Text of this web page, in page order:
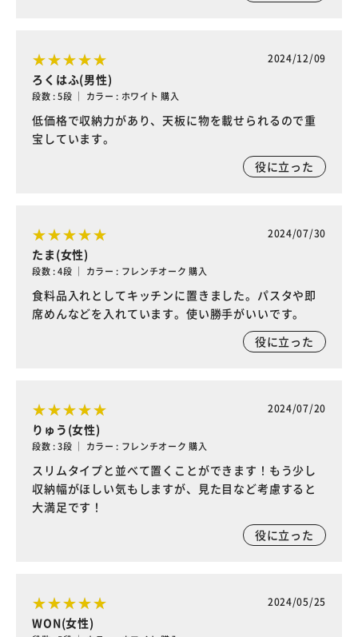
2024/12/09
ろくはふ(男性)
段数 : 5段 ｜ カラー : ホワイト 購入
低価格で収納力があり、天板に物を載せられるので重
宝しています。
役に立った
2024/07/30
たま(女性)
段数 : 4段 ｜ カラー : フレンチオーク 購入
食料品入れとしてキッチンに置きました。パスタや即
席めんなどを入れています。使い勝手がいいです。
役に立った
2024/07/20
りゅう(女性)
段数 : 3段 ｜ カラー : フレンチオーク 購入
スリムタイプと並べて置くことができます！もう少し
収納幅がほしい気もしますが、見た目など考慮すると
大満足です！
役に立った
2024/05/25
WON(女性)